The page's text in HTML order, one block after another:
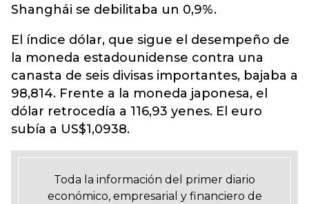
Shanghái se debilitaba un 0,9%.
El índice dólar, que sigue el desempeño de
la moneda estadounidense contra una
canasta de seis divisas importantes, bajaba a
98,814. Frente a la moneda japonesa, el
dólar retrocedía a 116,93 yenes. El euro
subía a US$1,0938.
Toda la información del primer diario
económico, empresarial y financiero de